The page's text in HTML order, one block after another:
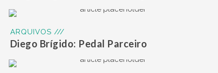
ARQUIVOS ///
Diego Brígido: Pedal Parceiro